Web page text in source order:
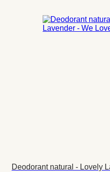
Deodorant natural - Lovely